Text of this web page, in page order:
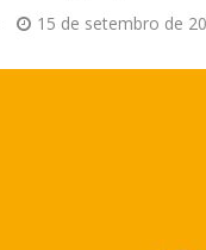
15 de setembro de